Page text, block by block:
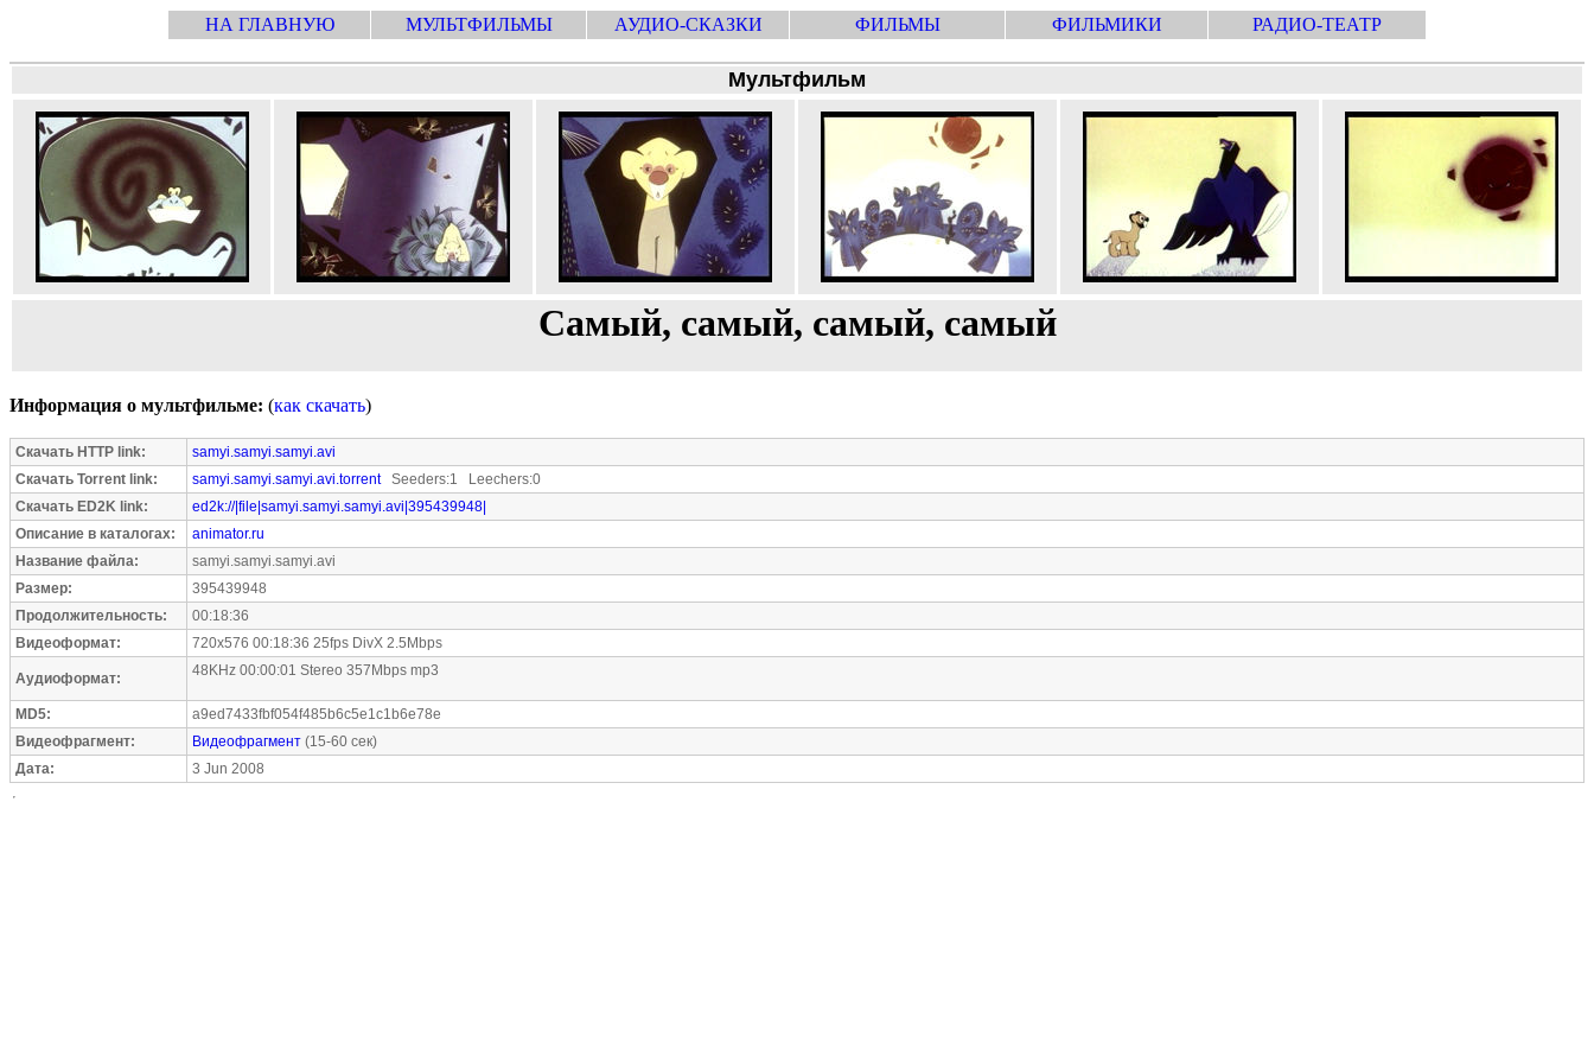
НА ГЛАВНУЮ МУЛЬТФИЛЬМЫ АУДИО-СКАЗКИ ФИЛЬМЫ ФИЛЬМИКИ РАДИО-ТЕАТР
Мультфильм
Самый, самый, самый, самый
Информация о мультфильме: (как скачать)
Скачать HTTP link:
samyi.samyi.samyi.avi
Скачать Torrent link:
samyi.samyi.samyi.avi.torrentSeeders:1 Leechers:0
Скачать ED2K link:
ed2k://|file|samyi.samyi.samyi.avi|395439948|
Описание в каталогах:
animator.ru
Название файла:
samyi.samyi.samyi.avi
Размер:
395439948
Продолжительность:
00:18:36
Видеоформат:
720x576 00:18:36 25fps DivX 2.5Mbps
Аудиоформат: 48KHz 00:00:01 Stereo 357Mbps mp3
MD5:
a9ed7433fbf054f485b6c5e1c1b6e78e
Видеофрагмент:
Видеофрагмент (15-60 сек)
Дата:
3 Jun 2008